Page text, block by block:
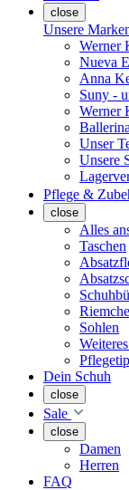
close
Unsere
Werner
Nueva
Anna
Suny -
Werner
Unser
Unsere
Pflege &
close
Alles
Taschen
Sohlen
Dein Schuh
close
Sale
close
Damen
Herren
FAQ